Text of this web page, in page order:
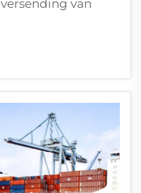
van
deur-versending
kritieke
proaktiewe
na vragmotor)
uit ...